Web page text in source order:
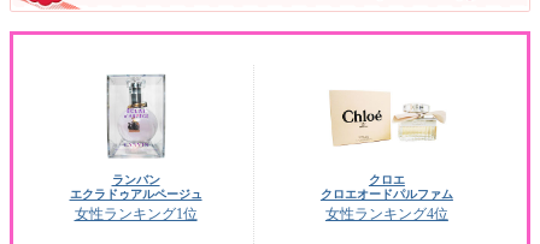
ランバン
エクラドゥアルページュ
女性ランキング1位
クロエ
クロエオードパルファム
女性ランキング4位